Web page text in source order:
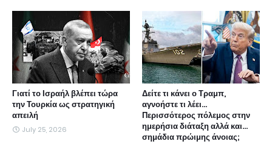
Γιατί το Ισραήλ βλέπει τώρα
την Τουρκία ως στρατηγική
απειλή
July 25, 2026
Δείτε τι κάνει ο Τραμπ,
αγνοήστε τι λέει...
Περισσότερος πόλεμος στην
ημερήσια διάταξη αλλά και...
σημάδια πρώιμης άνοιας;